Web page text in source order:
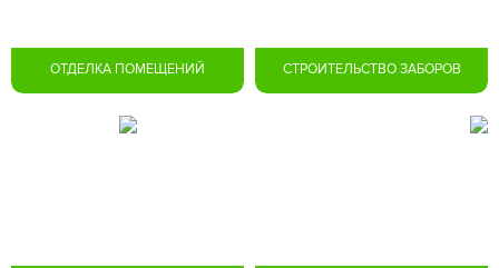
ОТДЕЛКА ПОМЕЩЕНИЙ СТРОИТЕЛЬСТВО ЗАБОРОВ